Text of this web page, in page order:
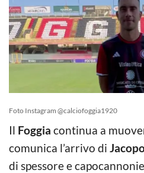
Foto Instagram @calciofoggia1920
Il Foggia continua a
comunica l’arrivo di
di spessore e